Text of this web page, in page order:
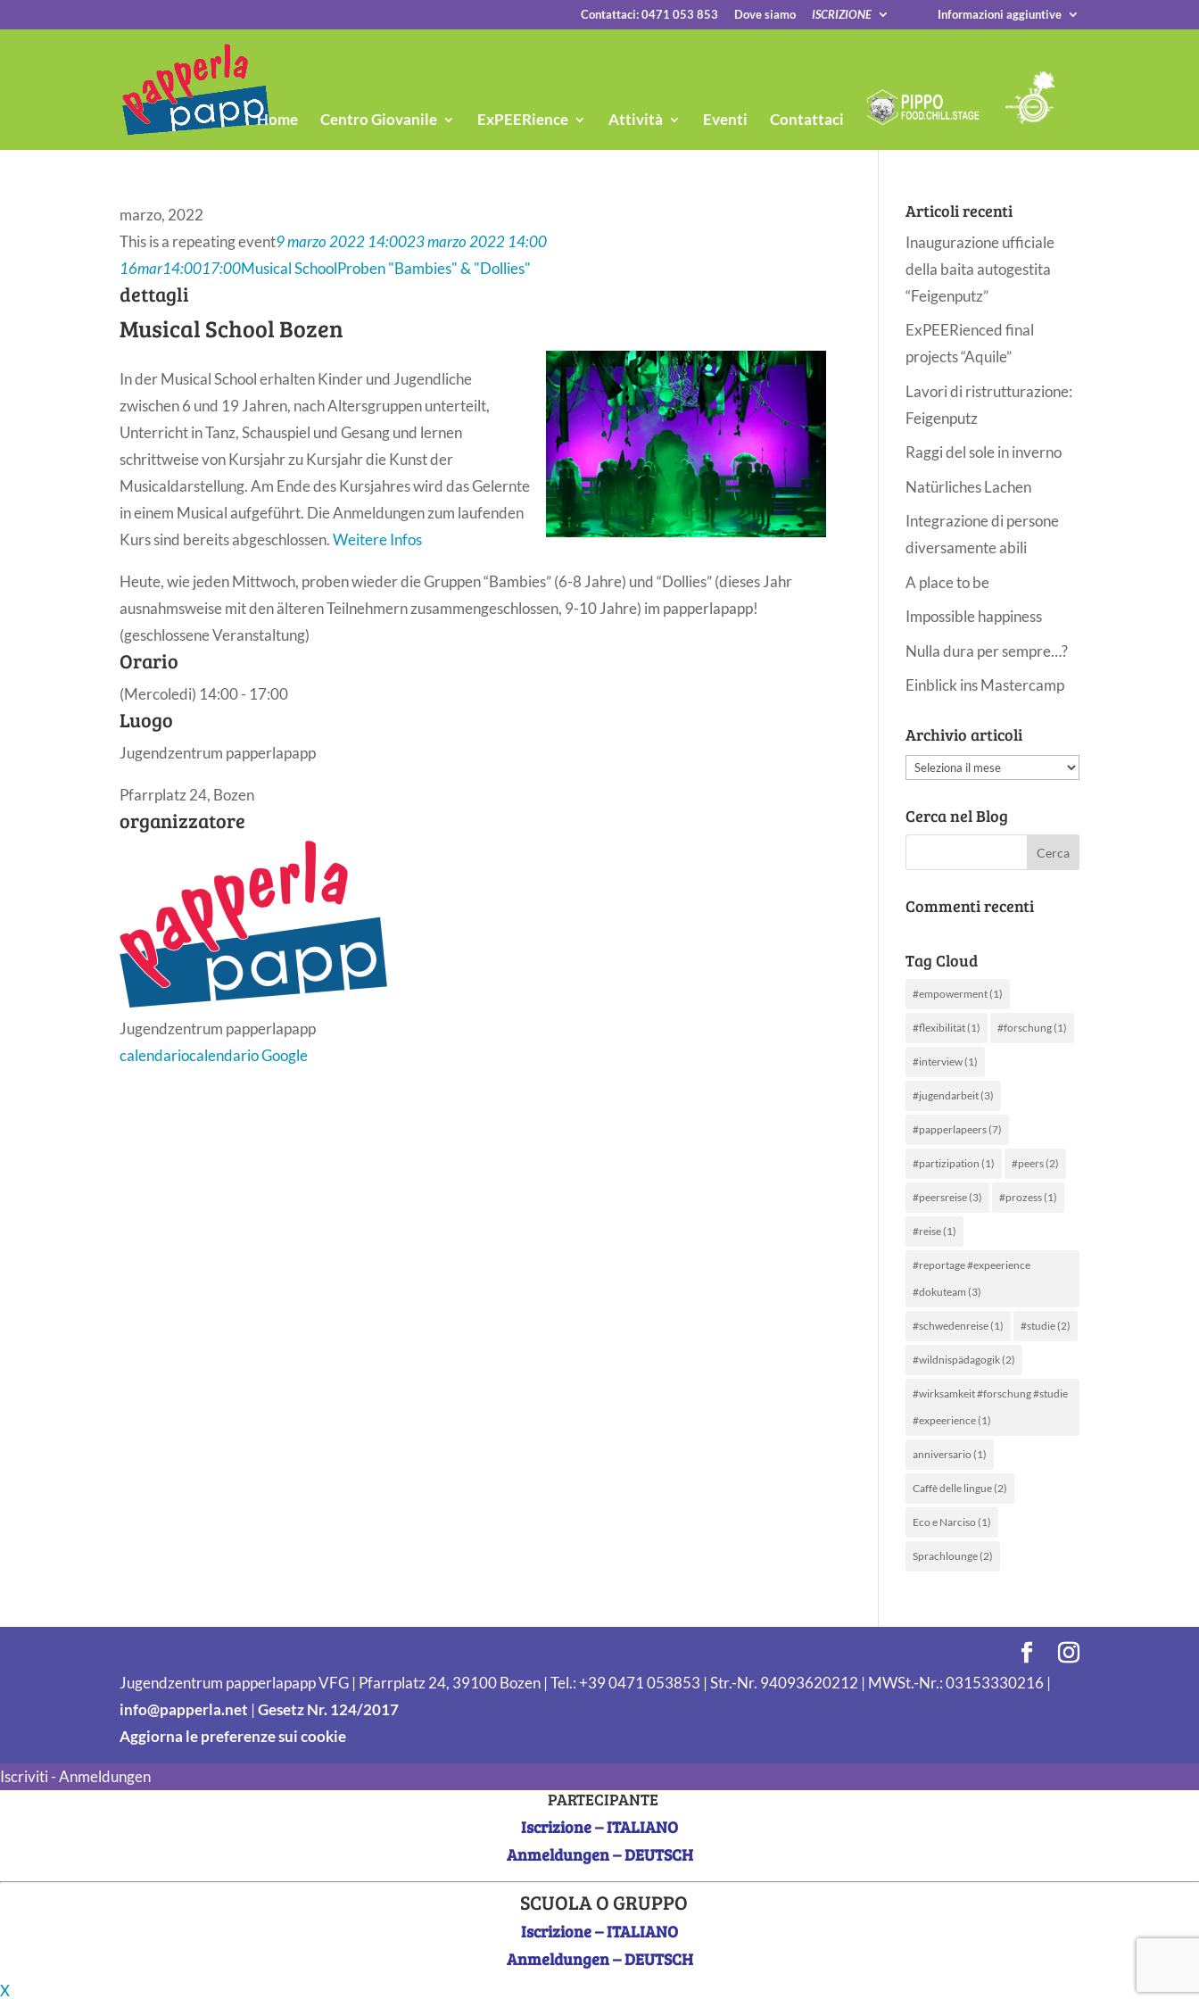
Contattaci: 0471 053 853 Dove siamo ISCRIZIONE Informazioni aggiuntive
Home Centro Giovanile ExPEERience Attività Eventi Contattaci
marzo, 2022
This is a repeating event9 marzo 2022 14:0023 marzo 2022 14:00
16mar14:0017:00Musical SchoolProben "Bambies" & "Dollies"
dettagli
Musical School Bozen
In der Musical School erhalten Kinder und Jugendliche
zwischen 6 und 19 Jahren, nach Altersgruppen unterteilt,
Unterricht in Tanz, Schauspiel und Gesang und lernen
schrittweise von Kursjahr zu Kursjahr die Kunst der
Musicaldarstellung. Am Ende des Kursjahres wird das Gelernte
in einem Musical aufgeführt. Die Anmeldungen zum laufenden
Kurs sind bereits abgeschlossen.Weitere Infos
Heute, wie jeden Mittwoch, proben wieder die Gruppen “Bambies” (6-8 Jahre) und “Dollies” (dieses Jahr
ausnahmsweise mit den älteren Teilnehmern zusammengeschlossen, 9-10 Jahre) im papperlapapp!
(geschlossene Veranstaltung)
Orario
(Mercoledi) 14:00 - 17:00
Luogo
Jugendzentrum papperlapapp
Pfarrplatz 24, Bozen
organizzatore
Jugendzentrum papperlapapp
calendariocalendario Google
Articoli recenti
Inaugurazione ufficiale
della baita autogestita
“Feigenputz”
ExPEERienced final
projects “Aquile”
Lavori di ristrutturazione:
Feigenputz
Raggi del sole in inverno
Natürliches Lachen
Integrazione di persone
diversamente abili
A place to be
Impossible happiness
Nulla dura per sempre…?
Einblick ins Mastercamp
Archivio articoli
Archivio
Cerca nel Blog
Commenti recenti
Tag Cloud
#empowerment(1)
#flexibilität(1) #forschung(1)
#interview(1)
#jugendarbeit(3)
#papperlapeers(7)
#partizipation (1) #peers(2)
#peersreise(3) #prozess(1)
#reise(1)
#reportage #expeerience
#dokuteam (3)
#schwedenreise(1) #studie(2)
#wildnispädagogik(2)
#wirksamkeit #forschung #studie
#expeerience(1)
anniversario (1)
Caffè delle lingue(2)
Eco e Narciso (1)
Sprachlounge(2)
Jugendzentrum papperlapapp VFG | Pfarrplatz 24, 39100 Bozen | Tel.: +39 0471 053853 | Str.-Nr. 94093620212 | MWSt.-Nr.: 03153330216 |
info@papperla.net |Gesetz Nr. 124/2017
Aggiorna le preferenze sui cookie
Iscriviti - Anmeldungen
PARTECIPANTE
Iscrizione – ITALIANO
Anmeldungen – DEUTSCH
SCUOLA O GRUPPO
Iscrizione – ITALIANO
Anmeldungen – DEUTSCH
X